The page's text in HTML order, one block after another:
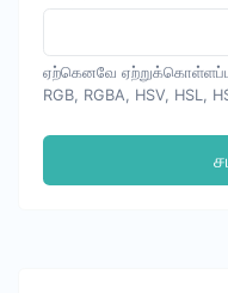
ஏற்கெனவே
RGB, RGBA, HSV, HSL,